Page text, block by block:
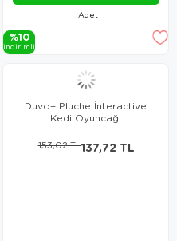
Adet
%10
i̇ndi̇ri̇mli̇
Duvo+ Pluche İnteractive
Kedi Oyuncağı
137,72 TL
153,02 TL